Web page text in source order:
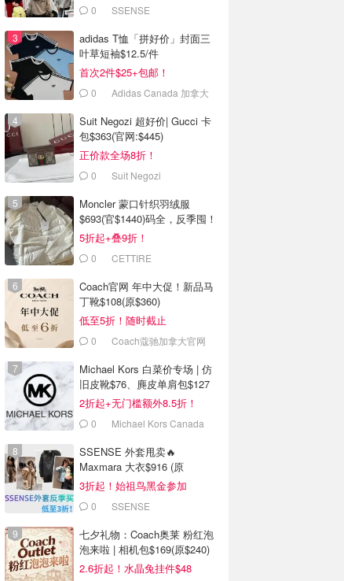
0 SSENSE
adidas T恤「拼好价」封面三
叶草短袖$12.5/件
首次2件$25+包邮！
0
Adidas Canada 加拿大
Suit Negozi 超好价| Gucci 卡
包$363(官网:$445)
正价款全场8折！
0 Suit Negozi
Moncler 蒙口针织羽绒服
$693(官$1440)码全，反季囤！
5折起+叠9折！
0 CETTIRE
Coach官网 年中大促！新品马
丁靴$108(原$360)
低至5折！随时截止
0 Coach蔻驰加拿大官网
Michael Kors 白菜价专场 | 仿
旧皮靴$76、麂皮单肩包$127
2折起+无门槛额外8.5折！
0 Michael Kors Canada
SSENSE 外套甩卖🔥
Maxmara 大衣$916 (原
$2130）
3折起！始祖鸟黑金参加
0 SSENSE
七夕礼物：Coach奥莱 粉红泡
泡来啦 | 相机包$169(原$240)
2.6折起！水晶兔挂件$48